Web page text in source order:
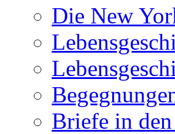
Die New
Briefe in